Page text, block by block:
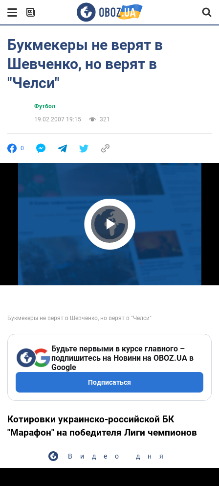
Букмекеры не верят в
Шевченко, но верят в
"Челси"
Футбол
19.02.2007 19:15
321
0
Play Video
Будьте первыми в курсе главного –
подпишитесь на Новини на OBOZ.UA в
Google
Подписаться
Котировки украинско-российской БК
"Марафон" на победителя Лиги чемпионов
Видео дня